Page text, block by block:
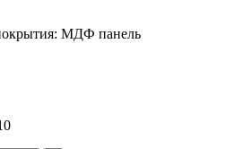
МДФ панель